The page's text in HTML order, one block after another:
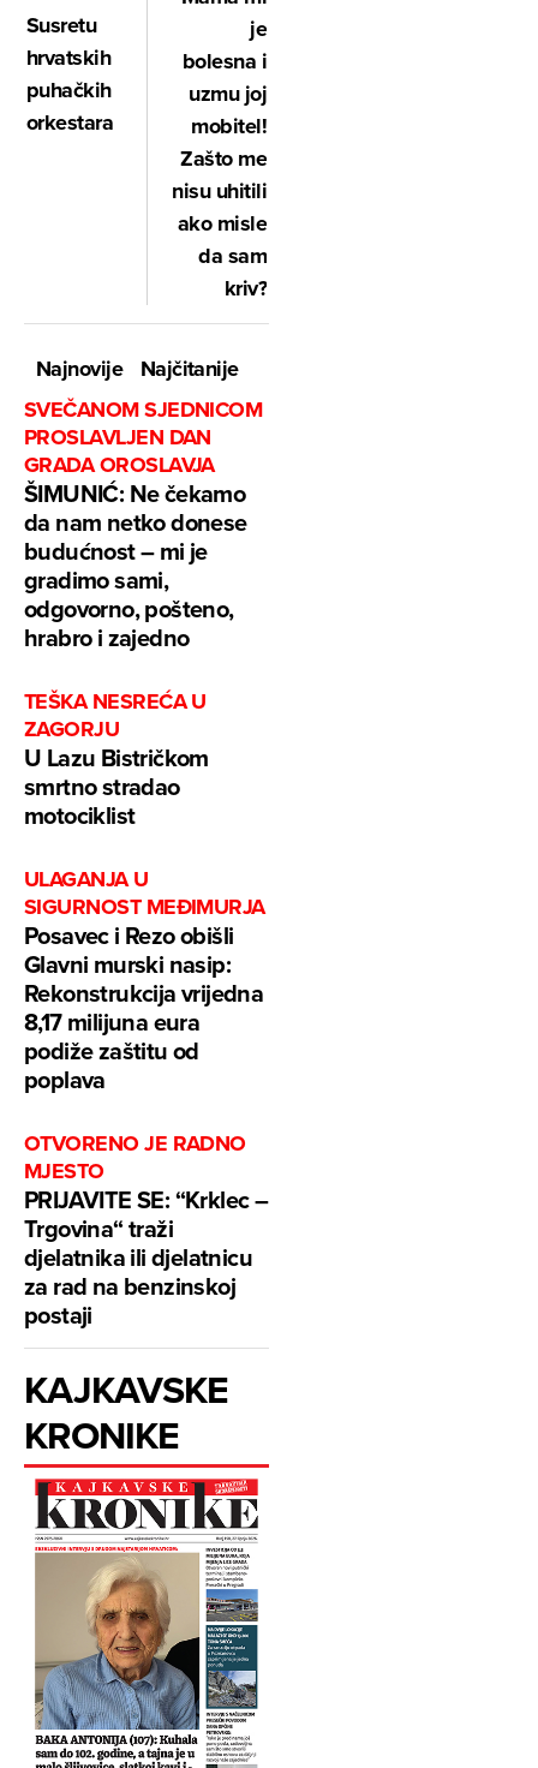
Susretu
hrvatskih
puhačkih
orkestara
je
bolesna i
uzmu joj
mobitel!
Zašto me
nisu uhitili
ako misle
da sam
kriv?
Najnovije
Najčitanije
SVEČANOM SJEDNICOM
PROSLAVLJEN DAN
GRADA OROSLAVJA
ŠIMUNIĆ: Ne čekamo
da nam netko donese
budućnost – mi je
gradimo sami,
odgovorno, pošteno,
hrabro i zajedno
TEŠKA NESREĆA U
ZAGORJU
U Lazu Bistričkom
smrtno stradao
motociklist
ULAGANJA U
SIGURNOST MEĐIMURJA
Posavec i Rezo obišli
Glavni murski nasip:
Rekonstrukcija vrijedna
8,17 milijuna eura
podiže zaštitu od
poplava
OTVORENO JE RADNO
MJESTO
PRIJAVITE SE: “Krklec –
Trgovina“ traži
djelatnika ili djelatnicu
za rad na benzinskoj
postaji
KAJKAVSKE
KRONIKE